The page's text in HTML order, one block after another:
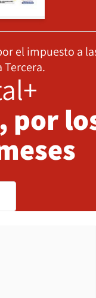
el impuesto a
Tercera.
por